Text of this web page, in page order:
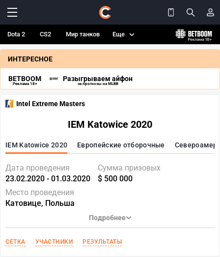
Dota 2 CS2 Мир танков Еще
ИНТЕРЕСНОЕ
BETBOOM
Реклама 18+
Разыгрываем айфон
за прогнозы на MLBB
Intel Extreme Masters
IEM Katowice 2020
IEM Katowice 2020 Европейские отборочные
Дата проведения
23.02.2020 - 01.03.2020
Сумма призовых
$ 500 000
Место проведения
Катовице, Польша
Подробнее
СЕТКА УЧАСТНИКИ РЕЗУЛЬТАТЫ